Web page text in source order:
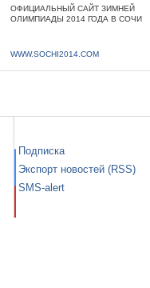
ОФИЦИАЛЬНЫЙ САЙТ ЗИМНЕЙ
ОЛИМПИАДЫ 2014 ГОДА В СОЧИ
WWW.SOCHI2014.COM
Подписка
Экспорт новостей (RSS)
SMS-alert